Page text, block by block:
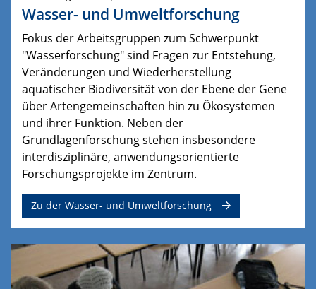
Wasser- und Umweltforschung
Fokus der Arbeitsgruppen zum Schwerpunkt
"Wasserforschung" sind Fragen zur Entstehung,
Veränderungen und Wiederherstellung
aquatischer Biodiversität von der Ebene der Gene
über Artengemeinschaften hin zu Ökosystemen
und ihrer Funktion. Neben der
Grundlagenforschung stehen insbesondere
interdisziplinäre, anwendungsorientierte
Forschungsprojekte im Zentrum.
Zu der Wasser- und Umweltforschung